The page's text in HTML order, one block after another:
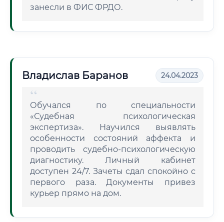
занесли в ФИС ФРДО.
Владислав Баранов 24.04.2023
Обучался по специальности
«Судебная психологическая
экспертиза». Научился выявлять
особенности состояний аффекта и
проводить судебно-психологическую
диагностику. Личный кабинет
доступен 24/7. Зачеты сдал спокойно с
первого раза. Документы привез
курьер прямо на дом.